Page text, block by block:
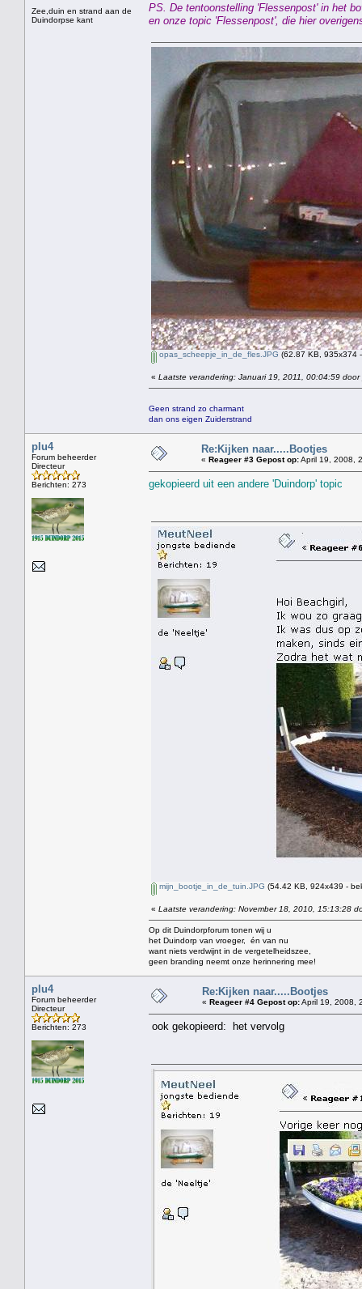
Zee,duin en strand aan de
Duindorpse kant
PS. De tentoonstelling 'Flessenpost' in het
en onze topic 'Flessenpost', die hier
opas_scheepje_in_de_fles.JPG (62.87 KB, 935x374
« Laatste verandering: Januari 19, 2011, 00:04:59 door
Geen strand zo charmant
dan ons eigen Zuiderstrand
plu4
Forum beheerder
Directeur
Berichten: 273
Re:Kijken naar.....Bootjes
« Reageer #3 Gepost op:April 19, 2008,
gekopieerd uit een andere 'Duindorp' topic
mijn_bootje_in_de_tuin.JPG (54.42 KB, 924x439 -
« Laatste verandering: November 18, 2010, 15:13:28
Op dit Duindorpforum tonen wij u
het Duindorp van vroeger, én van nu
want niets verdwijnt in de vergetelheidszee,
geen branding neemt onze herinnering mee!
plu4
Forum beheerder
Directeur
Berichten: 273
Re:Kijken naar.....Bootjes
« Reageer #4 Gepost op:April 19, 2008,
ook gekopieerd: het vervolg